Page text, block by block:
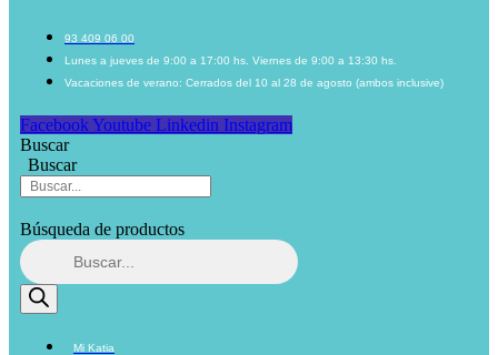
93 409 06 00
Lunes a jueves de 9:00 a 17:00 hs. Viernes de 9:00 a 13:30 hs.
Vacaciones de verano: Cerrados del 10 al 28 de agosto (ambos inclusive)
Facebook Youtube Linkedin Instagram
Buscar
Buscar
Búsqueda de productos
Mi Katia